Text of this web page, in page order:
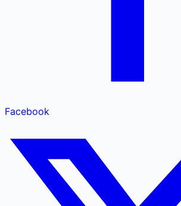
Facebook